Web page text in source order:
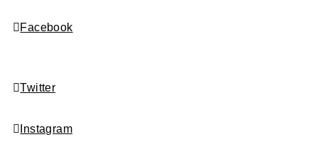
Facebook
Twitter
Instagram